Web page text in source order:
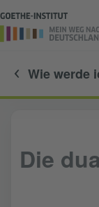
Wie werde
Die